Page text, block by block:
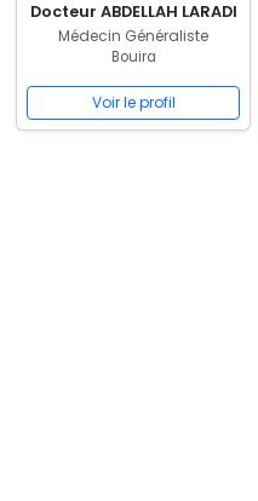
Docteur ABDELLAH LARADI
Médecin Généraliste
Bouira
Voir le profil